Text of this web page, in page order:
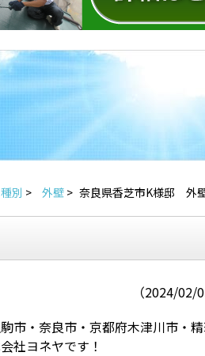
種別 > 外壁 > 奈良県香芝市K様邸 外
（2024/02/
市・奈良市・京都府木津川市・
社ヨネヤです！